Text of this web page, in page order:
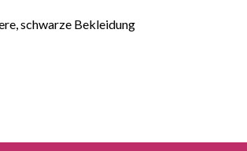
schwarze Bekleidung